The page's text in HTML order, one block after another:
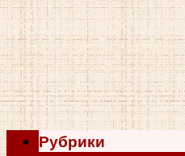
Рубрики